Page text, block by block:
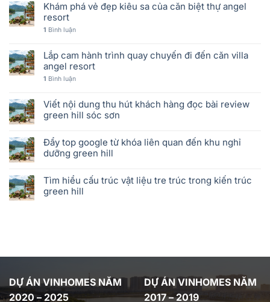
Khám phá vẻ đẹp kiêu sa của căn biệt thự angel
resort
1 Bình luận
Lắp cam hành trình quay chuyến đi đến căn villa
angel resort
1 Bình luận
Viết nội dung thu hút khách hàng đọc bài review
green hill sóc sơn
Đẩy top google từ khóa liên quan đến khu nghỉ
dưỡng green hill
Tìm hiểu cấu trúc vật liệu tre trúc trong kiến trúc
green hill
DỰ ÁN VINHOMES NĂM
2020 – 2025
DỰ ÁN VINHOMES NĂM
2017 – 2019